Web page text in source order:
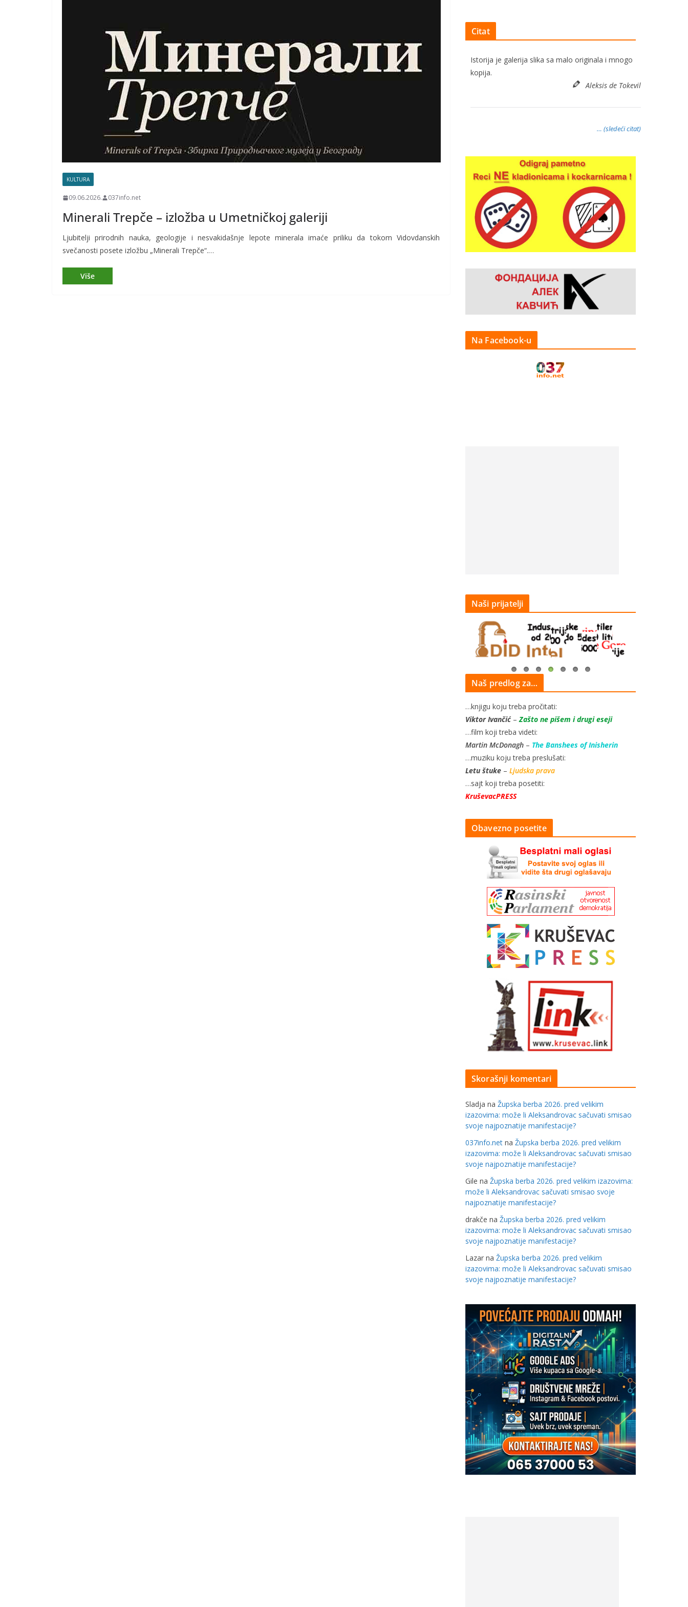
KULTURA
09.06.2026. 037info.net
Minerali Trepče – izložba u Umetničkoj galeriji
Ljubitelji prirodnih nauka, geologije i nesvakidašnje lepote minerala imaće priliku da tokom Vidovdanskih
svečanosti posete izložbu „Minerali Trepče“.…
Citat
Istorija je galerija slika sa malo originala i mnogo
kopija.
Aleksis de Tokevil
… (sledeći citat)
Na Facebook-u
Naši prijatelji
Naš predlog za…
…knjigu koju treba pročitati:
Viktor Ivančić– Zašto ne pišem i drugi eseji
…film koji treba videti:
Martin McDonagh – The Banshees of Inisherin
…muziku koju treba preslušati:
Letu štuke – Ljudska prava
…sajt koji treba posetiti:
KruševacPRESS
Obavezno posetite
Skorašnji komentari
Sladja na Župska berba 2026. pred velikim
izazovima: može li Aleksandrovac sačuvati smisao
svoje najpoznatije manifestacije?
037info.net na Župska berba 2026. pred velikim
izazovima: može li Aleksandrovac sačuvati smisao
svoje najpoznatije manifestacije?
Gile na Župska berba 2026. pred velikim izazovima:
može li Aleksandrovac sačuvati smisao svoje
najpoznatije manifestacije?
drakče na Župska berba 2026. pred velikim
izazovima: može li Aleksandrovac sačuvati smisao
svoje najpoznatije manifestacije?
Lazar na Župska berba 2026. pred velikim
izazovima: može li Aleksandrovac sačuvati smisao
svoje najpoznatije manifestacije?